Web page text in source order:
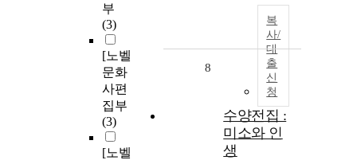
부
(3)
[노벨
문화
사편
집부
(3)
[노벨
복
사/
대
출
신
청
8
수양전집 :
미소와 인
생